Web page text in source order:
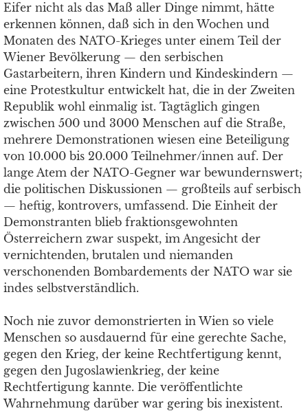
Eifer nicht als das Maß aller Dinge nimmt, hätte
erkennen können, daß sich in den Wochen und
Monaten des NATO-Krieges unter einem Teil der
Wiener Bevölkerung — den serbischen
Gastarbeitern, ihren Kindern und Kindeskindern —
eine Protestkultur entwickelt hat, die in der Zweiten
Republik wohl einmalig ist. Tagtäglich gingen
zwischen 500 und 3000 Menschen auf die Straße,
mehrere Demonstrationen wiesen eine Beteiligung
von 10.000 bis 20.000 Teilnehmer/innen auf. Der
lange Atem der NATO-Gegner war bewundernswert;
die politischen Diskussionen — großteils auf serbisch
— heftig, kontrovers, umfassend. Die Einheit der
Demonstranten blieb fraktionsgewohnten
Österreichern zwar suspekt, im Angesicht der
vernichtenden, brutalen und niemanden
verschonenden Bombardements der NATO war sie
indes selbstverständlich.
Noch nie zuvor demonstrierten in Wien so viele
Menschen so ausdauernd für eine gerechte Sache,
gegen den Krieg, der keine Rechtfertigung kennt,
gegen den Jugoslawienkrieg, der keine
Rechtfertigung kannte. Die veröffentlichte
Wahrnehmung darüber war gering bis inexistent.